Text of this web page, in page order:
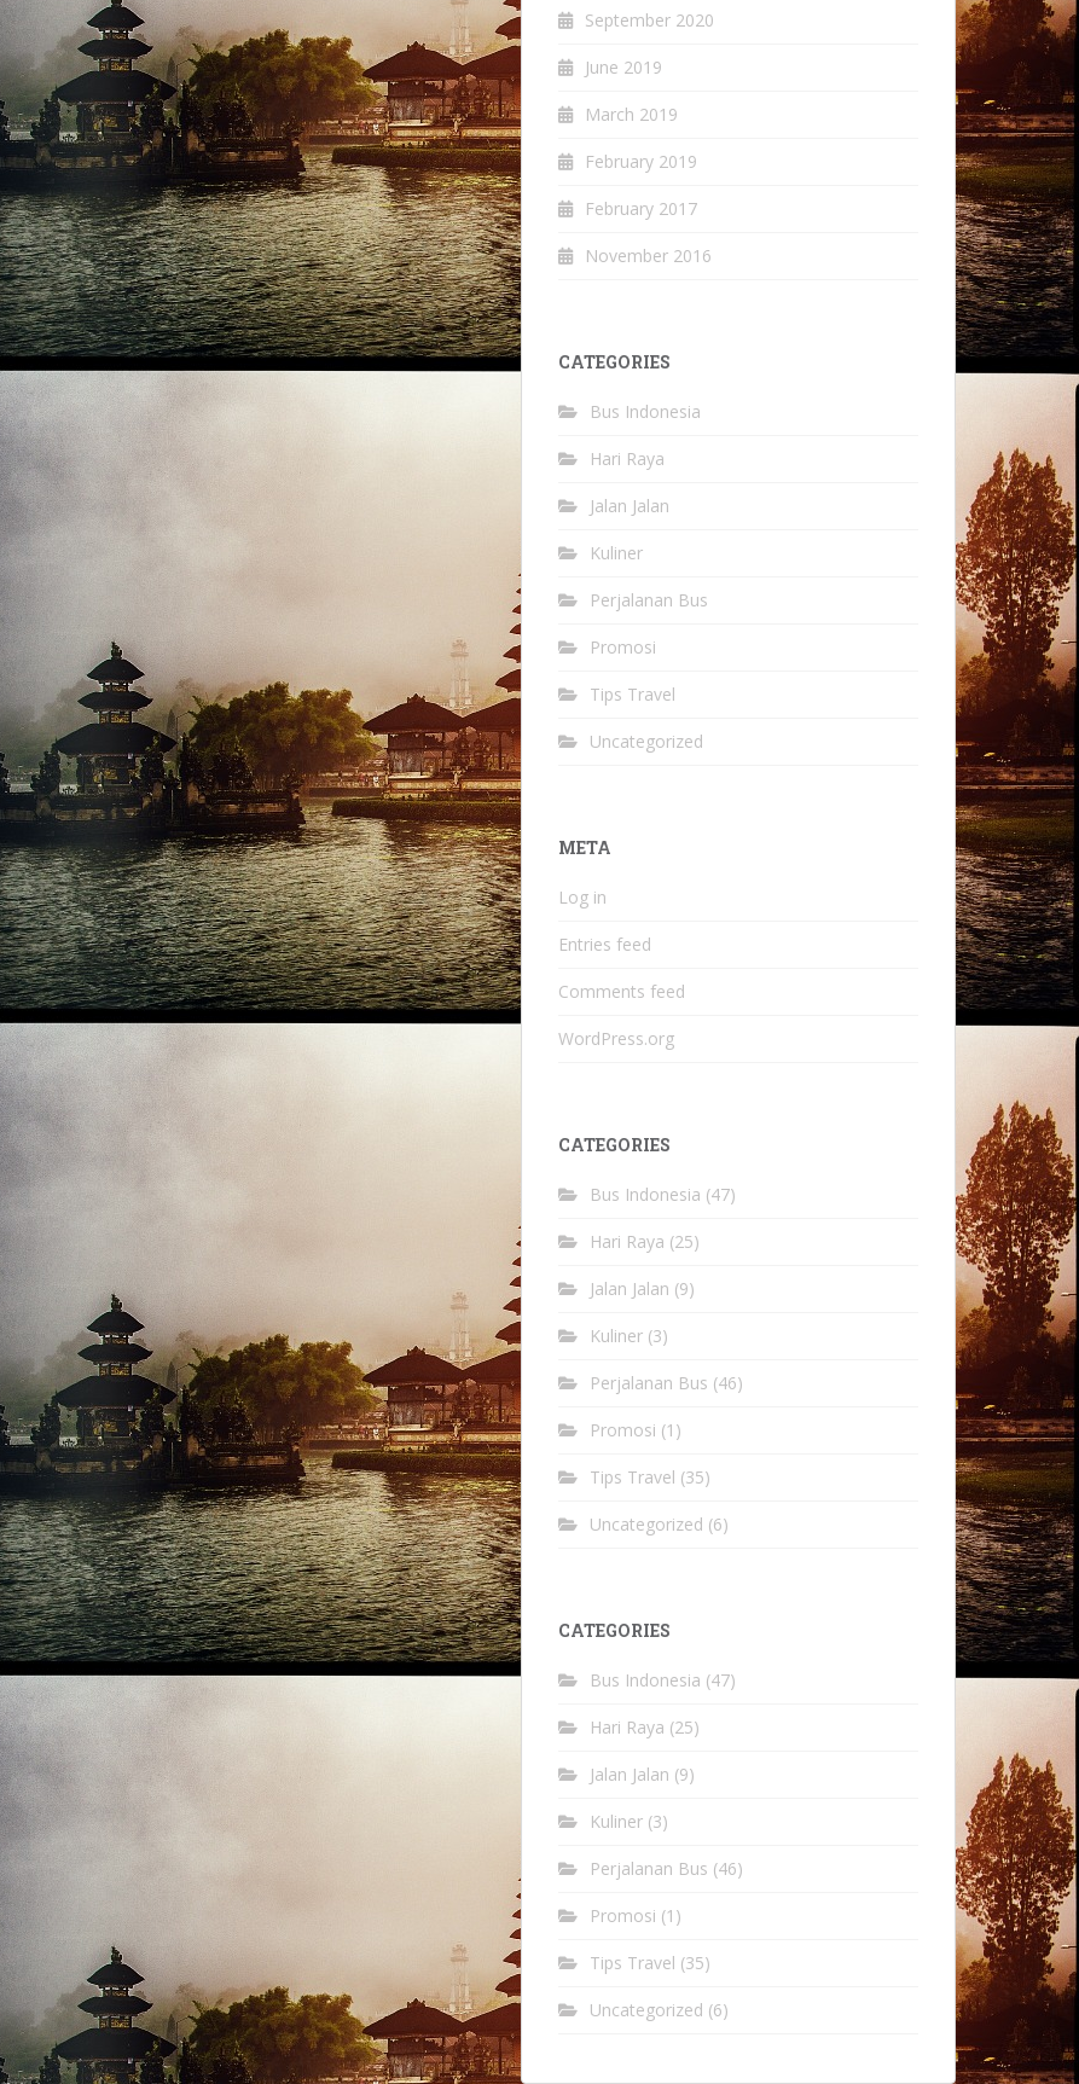
September 2020
June 2019
March 2019
February 2019
February 2017
November 2016
CATEGORIES
Bus Indonesia
Hari Raya
Jalan Jalan
Kuliner
Perjalanan Bus
Promosi
Tips Travel
Uncategorized
META
Log in
Entries feed
Comments feed
WordPress.org
CATEGORIES
Bus Indonesia (47)
Hari Raya (25)
Jalan Jalan (9)
Kuliner (3)
Perjalanan Bus (46)
Promosi (1)
Tips Travel (35)
Uncategorized (6)
CATEGORIES
Bus Indonesia (47)
Hari Raya (25)
Jalan Jalan (9)
Kuliner (3)
Perjalanan Bus (46)
Promosi (1)
Tips Travel (35)
Uncategorized (6)